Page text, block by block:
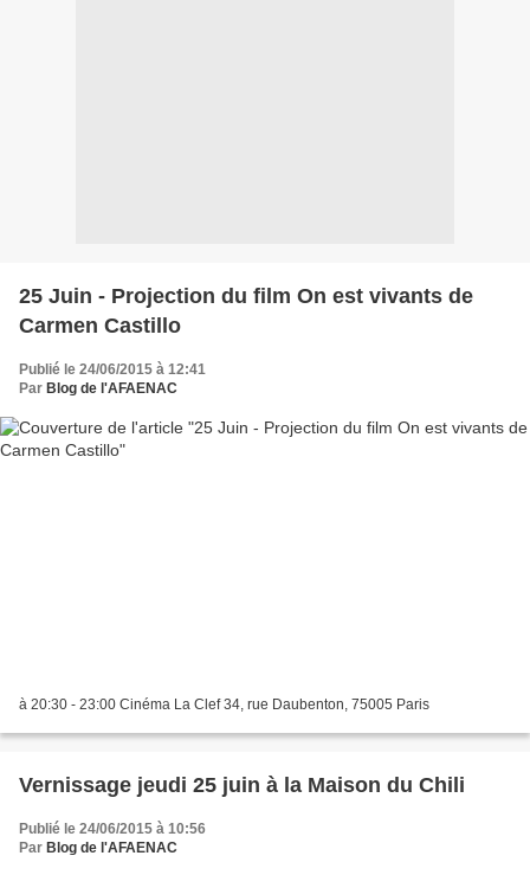
25 Juin - Projection du film On est vivants de
Carmen Castillo
Publié le 24/06/2015 à 12:41
Par Blog de l'AFAENAC
à 20:30 - 23:00 Cinéma La Clef 34, rue Daubenton, 75005 Paris
Vernissage jeudi 25 juin à la Maison du Chili
Publié le 24/06/2015 à 10:56
Par Blog de l'AFAENAC